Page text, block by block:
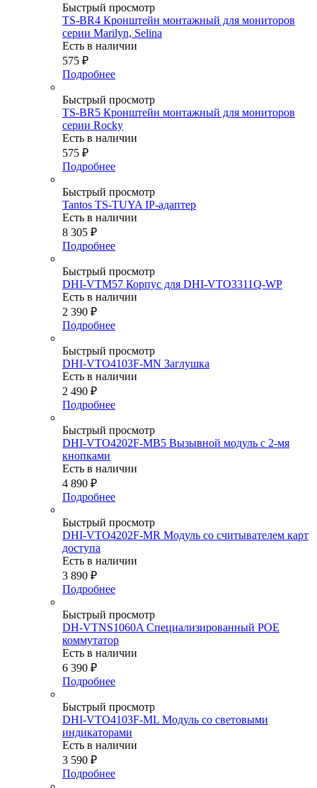
Быстрый просмотр
TS-BR4 Кронштейн монтажный для мониторов
серии Marilyn, Selina
Есть в наличии
575 ₽
Подробнее
Быстрый просмотр
TS-BR5 Кронштейн монтажный для мониторов
серии Rocky
Есть в наличии
575 ₽
Подробнее
Быстрый просмотр
Tantos TS-TUYA IP-адаптер
Есть в наличии
8 305 ₽
Подробнее
Быстрый просмотр
DHI-VTM57 Корпус для DHI-VTO3311Q-WP
Есть в наличии
2 390 ₽
Подробнее
Быстрый просмотр
DHI-VTO4103F-MN Заглушка
Есть в наличии
2 490 ₽
Подробнее
Быстрый просмотр
DHI-VTO4202F-MB5 Вызывной модуль с 2-мя
кнопками
Есть в наличии
4 890 ₽
Подробнее
Быстрый просмотр
DHI-VTO4202F-MR Модуль со считывателем карт
доступа
Есть в наличии
3 890 ₽
Подробнее
Быстрый просмотр
DH-VTNS1060A Специализированный POE
коммутатор
Есть в наличии
6 390 ₽
Подробнее
Быстрый просмотр
DHI-VTO4103F-ML Модуль со световыми
индикаторами
Есть в наличии
3 590 ₽
Подробнее